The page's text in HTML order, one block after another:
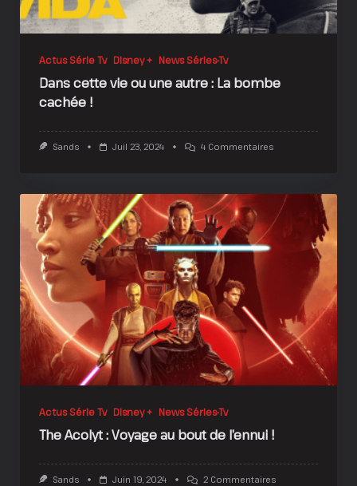
Actus Série Tv Disney + News Séries-Tv
Dans cette vie ou une autre : La bombe
cachée !
Sands Juil 23, 2024 4 CommentairesSur
Ou
Une
Autre
Bombe
Actus Série Tv Disney + News Séries-Tv
The Acolyt : Voyage au bout de l’ennui !
Sands Juin 19, 2024 2 CommentairesSur